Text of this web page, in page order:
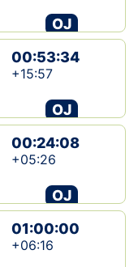
OJ
00:53:34
+15:57
OJ
00:24:08
+05:26
OJ
01:00:00
+06:16